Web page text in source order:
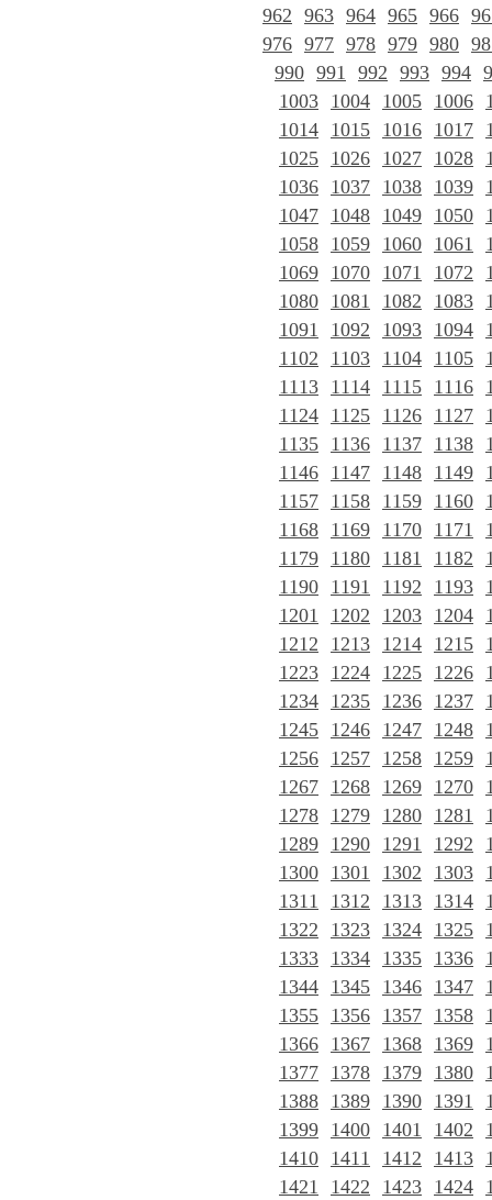
962 963 964 965 966
976 977 978 979 980
990 991 992 993 994
1003 1004 1005 1006
1014 1015 1016 1017
1025 1026 1027 1028
1036 1037 1038 1039
1047 1048 1049 1050
1058 1059 1060 1061
1069 1070 1071 1072
1080 1081 1082 1083
1091
1092 1093 1094
1102
1103 1104 1105
1113 1114 1115 1116
1124 1125 1126 1127
1135 1136 1137 1138
1146 1147 1148 1149
1157 1158 1159 1160
1168 1169 1170 1171
1179 1180 1181 1182
1190 1191 1192 1193
1201
1202 1203 1204
1212
1213 1214 1215
1223 1224 1225 1226
1234 1235 1236 1237
1245 1246 1247 1248
1256 1257 1258 1259
1267 1268 1269 1270
1278 1279 1280 1281
1289 1290 1291 1292
1300 1301 1302 1303
1311
1312 1313 1314
1322
1323 1324 1325
1333 1334 1335 1336
1344 1345 1346 1347
1355 1356 1357 1358
1366 1367 1368 1369
1377 1378 1379 1380
1388 1389 1390 1391
1399 1400 1401 1402
1410 1411 1412 1413
1421
1422 1423 1424